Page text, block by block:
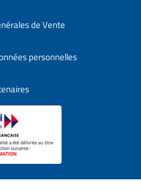
de Vente
personnelles